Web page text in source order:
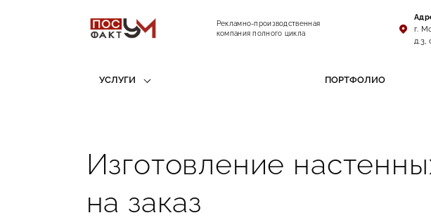
Рекламно-производственная
компания полного цикла
г.
д.3,
УСЛУГИ ПОРТФОЛИО
Изготовление
на заказ